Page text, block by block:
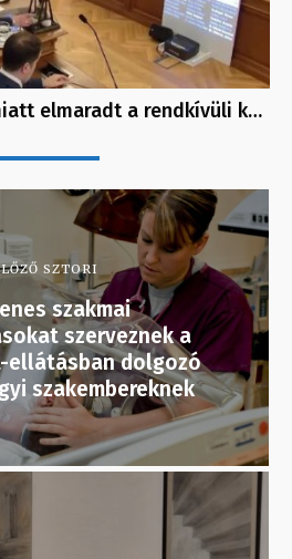
elmaradt a rendkívüli k…
SZTORI
szakmai
szerveznek a
ellátásban dolgozó
szakembereknek